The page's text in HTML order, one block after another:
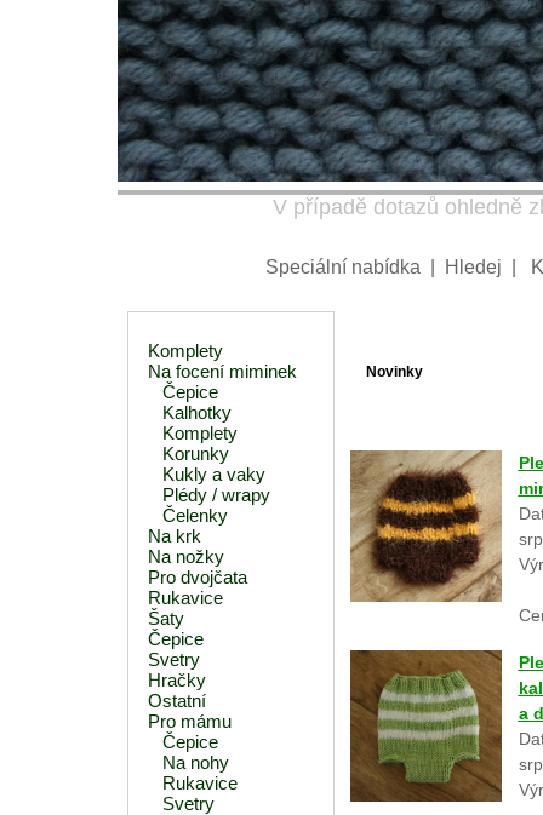
V případě dotazů ohledně
Speciální nabídka Hledej
Komplety
Na focení miminek
Čepice
Kalhotky
Komplety
Korunky
Kukly a vaky
Plédy / wrapy
Čelenky
Na krk
Na nožky
Pro dvojčata
Rukavice
Šaty
Čepice
Svetry
Hračky
Ostatní
Pro mámu
Čepice
Na nohy
Rukavice
Svetry
Novinky
a